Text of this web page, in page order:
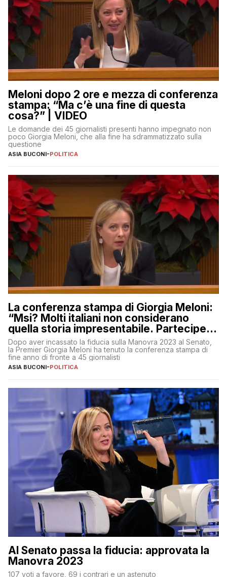
Meloni dopo 2 ore e mezza di conferenza
stampa: “Ma c’è una fine di questa
cosa?” | VIDEO
Le domande dei 45 giornalisti presenti hanno impegnato non
poco Giorgia Meloni, che alla fine ha sdrammatizzato sulla
questione
ASIA BUCONI-POLITICA
La conferenza stampa di Giorgia Meloni:
“Msi? Molti italiani non considerano
quella storia impresentabile. Parteciperò
al 25 aprile”
Dopo aver incassato la fiducia sulla Manovra 2023 al Senato,
la Premier Giorgia Meloni ha tenuto la conferenza stampa di
fine anno di fronte a 45 giornalisti
ASIA BUCONI-POLITICA
Al Senato passa la fiducia: approvata la
Manovra 2023
107 voti a favore, 69 i contrari e un astenuto